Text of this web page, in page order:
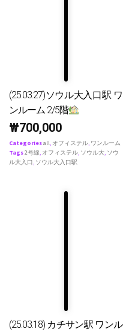
(25.03.27)ソウル大入口駅 ワ
ンルーム 2/5階
₩700,000
Categoriesall, オフィステル, ワンルーム
Tags2号線, オフィステル, ソウル大, ソウ
ル大入口, ソウル大入口駅
(25.03.18) カチサン駅 ワンル